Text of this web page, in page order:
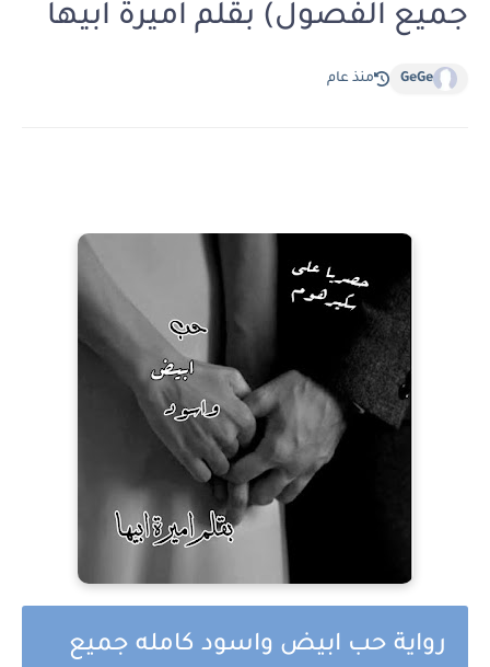
جميع الفصول) بقلم اميرة ابيها
GeGe منذ عام
رواية حب ابيض واسود كامله جميع